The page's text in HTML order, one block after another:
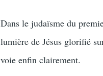
Dans le judaïsme du
lumière de Jésus glorifié
voie enfin clairement.